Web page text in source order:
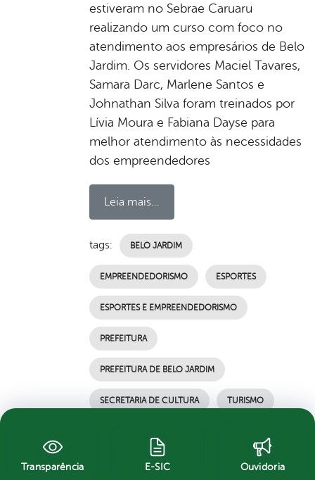
estiveram no Sebrae Caruaru
realizando um curso com foco no
atendimento aos empresários de Belo
Jardim. Os servidores Maciel Tavares,
Samara Darc, Marlene Santos e
Johnathan Silva foram treinados por
Lívia Moura e Fabiana Dayse para
melhor atendimento às necessidades
dos empreendedores
Leia mais...
tags: BELO JARDIM
EMPREENDEDORISMO ESPORTES
ESPORTES E EMPREENDEDORISMO
PREFEITURA
PREFEITURA DE BELO JARDIM
SECRETARIA DE CULTURA TURISMO
última modificação em 06/08/2021 09h22
Transparência
E-SIC Ouvidoria